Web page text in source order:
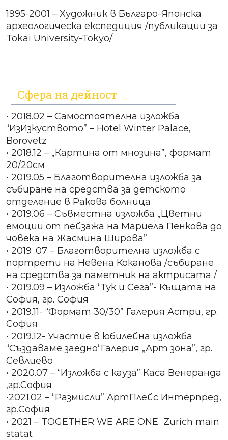
1995-2001 – Художник в Българо-Японска
археологическа експедиция /публикации за
Tokai University-Tokyo/
Сфера на дейност
• 2018.02 – Самостоятелна изложба
“ИзИзкуството” – Hotel Winter Palace,
Borovetz
• 2018.12 – „Картина от мнозина”, формат
20/20см
• 2019.05 – Благотворителна изложба за
събиране на средства за детското
отделение в Ракова болница
• 2019.06 – Съвместна изложба „Цветни
емоции от пейзажа на Мариела Пенкова до
човека на Жасмина Широва”
• 2019 .07 – Благотворителна изложба с
портрети на Невена Коканова /събиране
на средства за паметник на актрисата /
• 2019.09 – Изложба “Тук и Сега”- Къщата на
София, гр. София
• 2019.11- “Формат 30/30” Галерия Астри, гр.
София
• 2019.12- Участие в юбилейна изложба
“Създаваме заедно“Галерия „Арт зона”, гр.
Севлиево
• 2020.07 – “Изложба с кауза” Каса Венеранда
,гр.София
•2021.02 – “Размисли” АртПлейс Интерпред,
гр.София
• 2021 – TOGETHER WE ARE ONE Zurich main
statat